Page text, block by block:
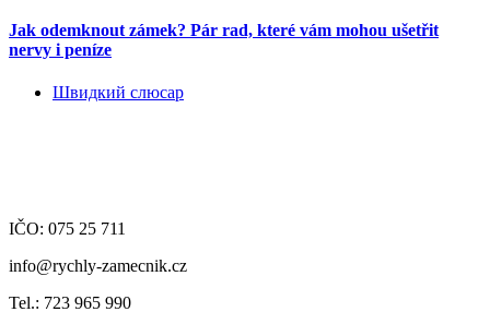
Jak odemknout zámek? Pár rad, které vám mohou ušetřit
nervy i peníze
Швидкий слюсар
IČO: 075 25 711
info@rychly-zamecnik.cz
Tel.: 723 965 990